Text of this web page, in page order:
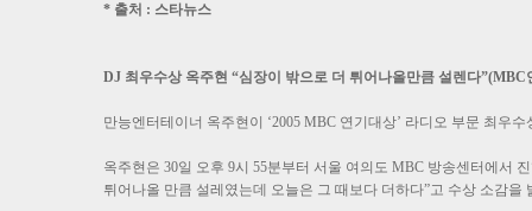
* 출처 : 스타뉴스
DJ 최우수상 옥주현 “심장이 밖으로 더 튀어나올만큼 설렌다”(MBC
만능엔터테이너 옥주현이 ‘2005 MBC 연기대상’ 라디오 부문 최우
옥주현은 30일 오후 9시 55분부터 서울 여의도 MBC 방송센터에서
튀어나올 만큼 설레였는데 오늘은 그 때보다 더하다”고 수상 소감을